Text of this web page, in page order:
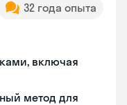
32 года опыта
включая
метод для